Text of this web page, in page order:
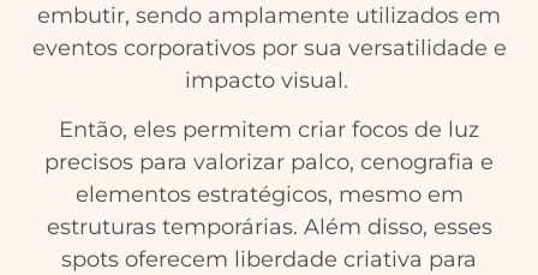
embutir, sendo amplamente utilizados em
eventos corporativos por sua versatilidade e
impacto visual.
Então, eles permitem criar focos de luz
precisos para valorizar palco, cenografia e
elementos estratégicos, mesmo em
estruturas temporárias. Além disso, esses
spots oferecem liberdade criativa para